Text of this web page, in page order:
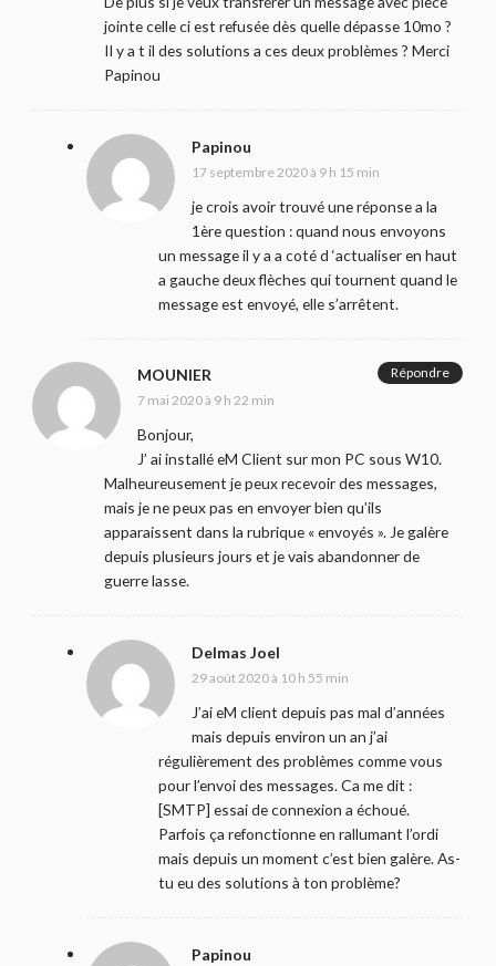
jointe celle ci est refusée dès quelle dépasse 10mo ?
Il y a t il des solutions a ces deux problèmes ? Merci
Papinou
Papinou
17 septembre 2020 à 9 h 15 min
je crois avoir trouvé une réponse a la
1ère question : quand nous envoyons
un message il y a a coté d ‘actualiser en haut
a gauche deux flèches qui tournent quand le
message est envoyé, elle s’arrêtent.
MOUNIER
7 mai 2020 à 9 h 22 min
Bonjour,
J’ ai installé eM Client sur mon PC sous W10.
Malheureusement je peux recevoir des messages,
mais je ne peux pas en envoyer bien qu’ils
apparaissent dans la rubrique « envoyés ». Je galère
depuis plusieurs jours et je vais abandonner de
guerre lasse.
Répondre
Delmas Joel
29 août 2020 à 10 h 55 min
J’ai eM client depuis pas mal d’années
mais depuis environ un an j’ai
régulièrement des problèmes comme vous
pour l’envoi des messages. Ca me dit :
[SMTP] essai de connexion a échoué.
Parfois ça refonctionne en rallumant l’ordi
mais depuis un moment c’est bien galère. As-
tu eu des solutions à ton problème?
Papinou